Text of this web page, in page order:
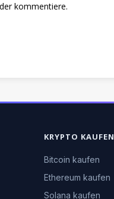
kommentiere.
KRYPTO KAUFEN
Bitcoin kaufen
Ethereum kaufen
Solana kaufen